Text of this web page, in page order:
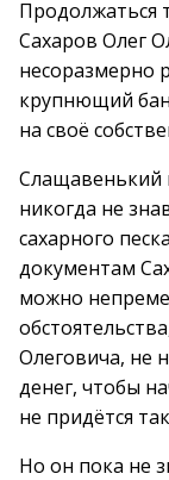
Продолжаться
Сахаров Олег
несоразмерно
крупнющий
на своё
Слащавенький
никогда не
сахарного
документам
можно
Олеговича, не
денег, чтобы
не придётся
Но он пока не